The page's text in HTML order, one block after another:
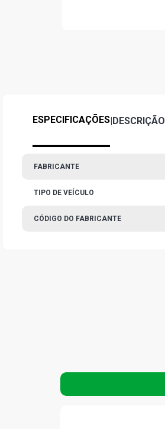
ESPECIFICAÇÕES|DESCRIÇÃO
FABRICANTE
TIPO DE VEÍCULO
CÓDIGO DO FABRICANTE